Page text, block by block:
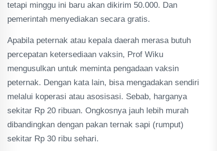
tetapi minggu ini baru akan dikirim 50.000. Dan
pemerintah menyediakan secara gratis.
Apabila peternak atau kepala daerah merasa butuh
percepatan ketersediaan vaksin, Prof Wiku
mengusulkan untuk meminta pengadaan vaksin
peternak. Dengan kata lain, bisa mengadakan sendiri
melalui koperasi atau asosisasi. Sebab, harganya
sekitar Rp 20 ribuan. Ongkosnya jauh lebih murah
dibandingkan dengan pakan ternak sapi (rumput)
sekitar Rp 30 ribu sehari.